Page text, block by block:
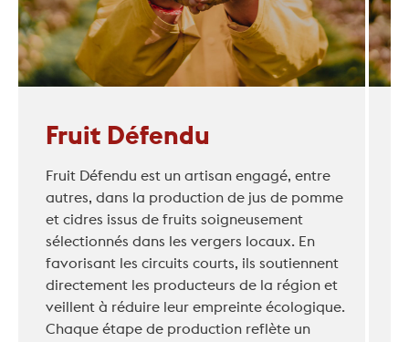
Fruit Défendu
Fruit Défendu est un artisan engagé, entre
autres, dans la production de jus de pomme
et cidres issus de fruits soigneusement
sélectionnés dans les vergers locaux. En
favorisant les circuits courts, ils soutiennent
directement les producteurs de la région et
veillent à réduire leur empreinte écologique.
Chaque étape de production reflète un